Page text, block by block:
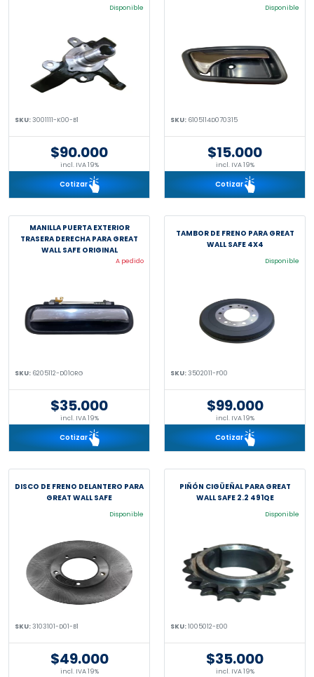
Disponible
SKU:3001111-K00-B1
$90.000
incl. IVA 19%
Cotizar
Disponible
SKU: 6105114D070315
$15.000
incl. IVA 19%
Cotizar
MANILLA PUERTA EXTERIOR
TRASERA DERECHA PARA GREAT
WALL SAFE ORIGINAL
A pedido
SKU: 6205112-D01ORG
$35.000
incl. IVA 19%
Cotizar
TAMBOR DE FRENO PARA GREAT
WALL SAFE 4X4
Disponible
SKU:3502011-F00
$99.000
incl. IVA 19%
Cotizar
DISCO DE FRENO DELANTERO PARA
GREAT WALL SAFE
Disponible
SKU:3103101-D01-B1
$49.000
incl. IVA 19%
PIÑÓN CIGÜEÑAL PARA GREAT
WALL SAFE 2.2 491QE
Disponible
SKU:1005012-E00
$35.000
incl. IVA 19%